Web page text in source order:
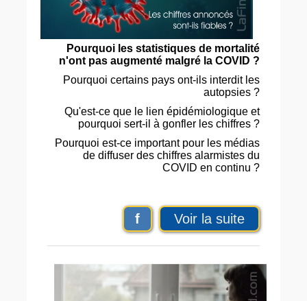
Pourquoi les statistiques de mortalité
n'ont pas augmenté malgré la COVID ?
Pourquoi certains pays ont-ils interdit les
autopsies ?
Qu'est-ce que le lien épidémiologique et
pourquoi sert-il à gonfler les chiffres ?
Pourquoi est-ce important pour les médias
de diffuser des chiffres alarmistes du
COVID en continu ?
f Voir la suite